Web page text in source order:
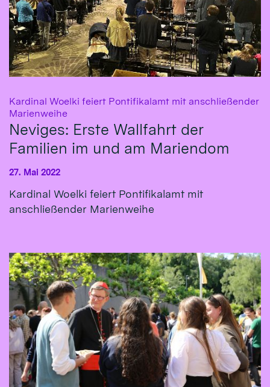
Kardinal Woelki feiert Pontifikalamt mit anschließender
Marienweihe
Neviges: Erste Wallfahrt der
Familien im und am Mariendom
27. Mai 2022
Kardinal Woelki feiert Pontifikalamt mit
anschließender Marienweihe